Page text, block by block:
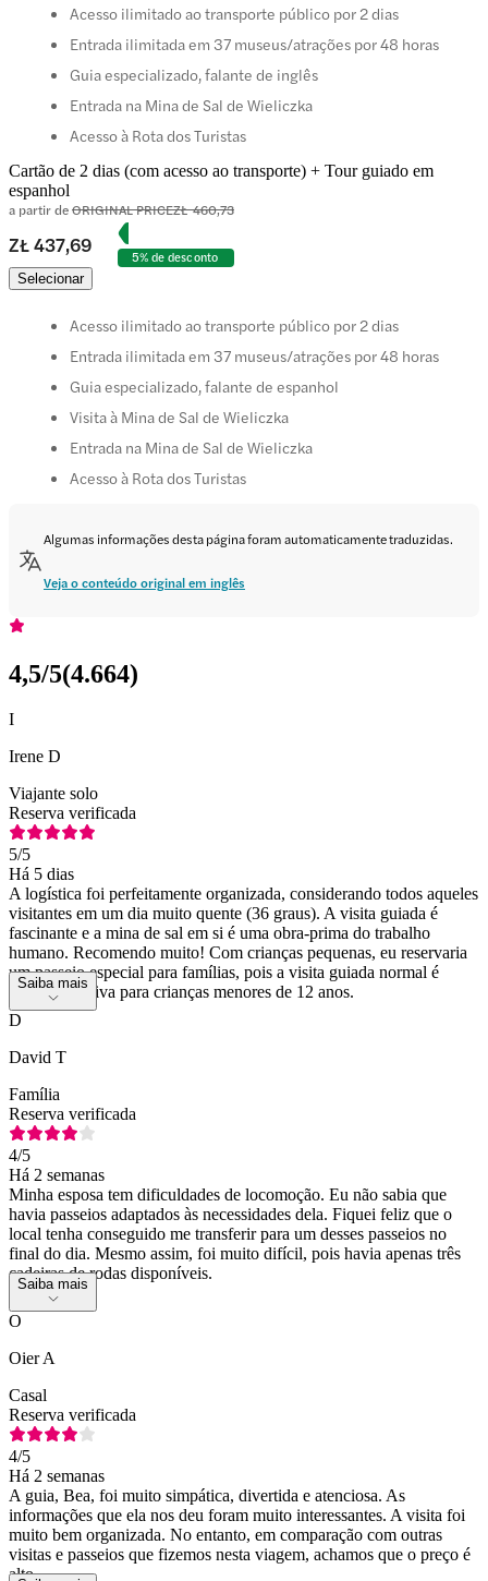
Acesso ilimitado ao transporte público por 2 dias
Entrada ilimitada em 37 museus/atrações por 48 horas
Guia especializado, falante de inglês
Entrada na Mina de Sal de Wieliczka
Acesso à Rota dos Turistas
Cartão de 2 dias (com acesso ao transporte) + Tour guiado em
espanhol
a partir deORIGINAL PRICEZŁ 460,73
ZŁ 437,69
5% de desconto
Selecionar
Acesso ilimitado ao transporte público por 2 dias
Entrada ilimitada em 37 museus/atrações por 48 horas
Guia especializado, falante de espanhol
Visita à Mina de Sal de Wieliczka
Entrada na Mina de Sal de Wieliczka
Acesso à Rota dos Turistas
Algumas informações desta página foram automaticamente traduzidas.
Veja o conteúdo original em inglês
4,5/5(4.664)
I
Irene D
Viajante solo
Reserva verificada
5/5
Há 5 dias
A logística foi perfeitamente organizada, considerando todos aqueles
visitantes em um dia muito quente (36 graus). A visita guiada é
fascinante e a mina de sal em si é uma obra-prima do trabalho
humano. Recomendo muito! Com crianças pequenas, eu reservaria
um passeio especial para famílias, pois a visita guiada normal é
muito cansativa para crianças menores de 12 anos.
Saiba mais
D
David T
Família
Reserva verificada
4/5
Há 2 semanas
Minha esposa tem dificuldades de locomoção. Eu não sabia que
havia passeios adaptados às necessidades dela. Fiquei feliz que o
local tenha conseguido me transferir para um desses passeios no
final do dia. Mesmo assim, foi muito difícil, pois havia apenas três
cadeiras de rodas disponíveis.
Saiba mais
O
Oier A
Casal
Reserva verificada
4/5
Há 2 semanas
A guia, Bea, foi muito simpática, divertida e atenciosa. As
informações que ela nos deu foram muito interessantes. A visita foi
muito bem organizada. No entanto, em comparação com outras
visitas e passeios que fizemos nesta viagem, achamos que o preço é
alto.